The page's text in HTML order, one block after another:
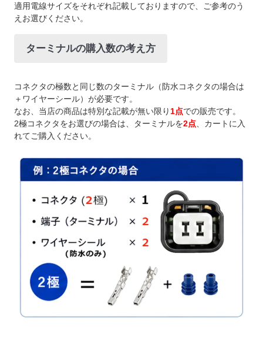
適用電線サイズをそれぞれ記載しておりますので、ご参考のう
えお選びください。
ターミナルの購入数の考え方
コネクタの極数と同じ数のターミナル（防水コネクタの場合は
＋ワイヤーシール）が必要です。
なお、当店の商品は特別な記載が無い限り 1点での販売です。
2極コネクタをお選びの場合は、ターミナルを2点 、カートに入
れてご購入ください。